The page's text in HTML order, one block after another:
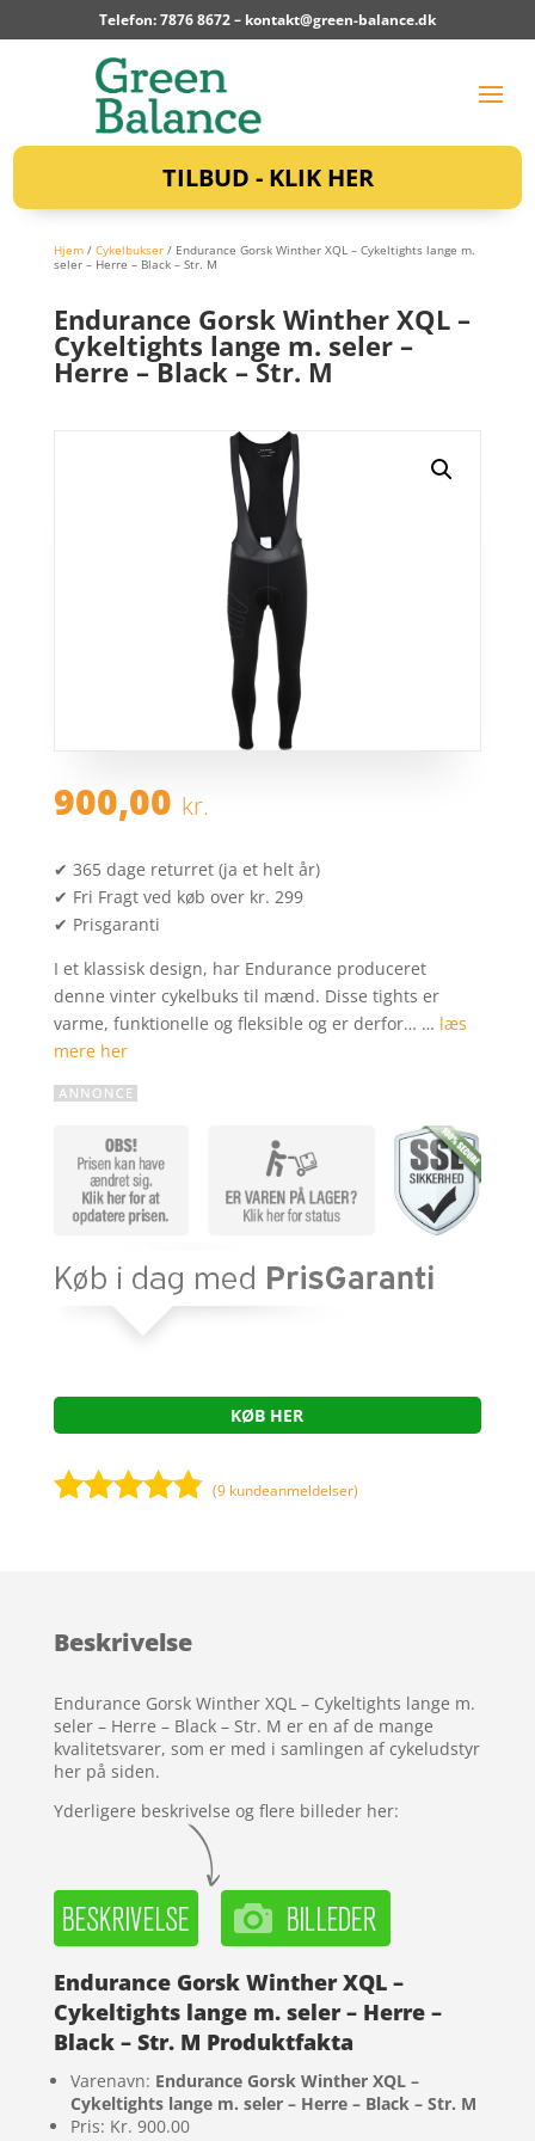
Telefon: 7876 8672 – kontakt@green-balance.dk
TILBUD - KLIK HER
Hjem/ Cykelbukser/ Endurance Gorsk Winther XQL – Cykeltights lange m.
seler – Herre – Black – Str. M
Endurance Gorsk Winther XQL –
Cykeltights lange m. seler –
Herre – Black – Str. M
900,00 kr.
✔ 365 dage returret (ja et helt år)
✔ Fri Fragt ved køb over kr. 299
✔ Prisgaranti
I et klassisk design, har Endurance produceret
denne vinter cykelbuks til mænd. Disse tights er
varme, funktionelle og fleksible og er derfor… … læs
mere her
KØB HER
kundebedø
(9 kundeanmeldelser)
Beskrivelse
Endurance Gorsk Winther XQL – Cykeltights lange m.
seler – Herre – Black – Str. M er en af de mange
kvalitetsvarer, som er med i samlingen af cykeludstyr
her på siden.
Yderligere beskrivelse og flere billeder her:
Endurance Gorsk Winther XQL –
Cykeltights lange m. seler – Herre –
Black – Str. M Produktfakta
Varenavn: Endurance Gorsk Winther XQL –
Cykeltights lange m. seler – Herre – Black – Str. M
Pris: Kr. 900.00